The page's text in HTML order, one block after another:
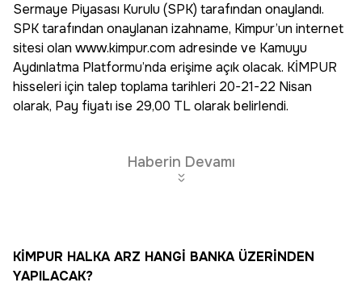
Sermaye Piyasası Kurulu (SPK) tarafından onaylandı.
SPK tarafından onaylanan izahname, Kimpur’un internet
sitesi olan www.kimpur.com adresinde ve Kamuyu
Aydınlatma Platformu’nda erişime açık olacak. KİMPUR
hisseleri için talep toplama tarihleri 20-21-22 Nisan
olarak, Pay fiyatı ise 29,00 TL olarak belirlendi.
Haberin Devamı
KİMPUR HALKA ARZ HANGİ BANKA ÜZERİNDEN
YAPILACAK?